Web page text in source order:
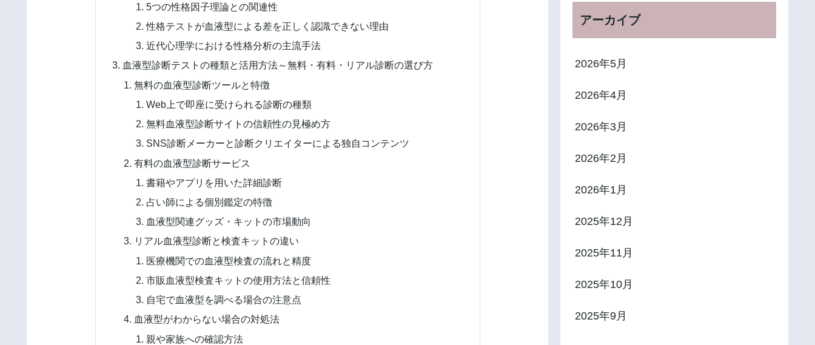
5つの性格因子理論との関連性
性格テストが血液型による差を正しく認識できない理由
近代心理学における性格分析の主流手法
血液型診断テストの種類と活用方法～無料・有料・リアル診断の選び方
無料の血液型診断ツールと特徴
Web上で即座に受けられる診断の種類
無料血液型診断サイトの信頼性の見極め方
SNS診断メーカーと診断クリエイターによる独自コンテンツ
有料の血液型診断サービス
書籍やアプリを用いた詳細診断
占い師による個別鑑定の特徴
血液型関連グッズ・キットの市場動向
リアル血液型診断と検査キットの違い
医療機関での血液型検査の流れと精度
市販血液型検査キットの使用方法と信頼性
自宅で血液型を調べる場合の注意点
血液型がわからない場合の対処法
親や家族への確認方法
アーカイブ
2026年5月
2026年4月
2026年3月
2026年2月
2026年1月
2025年12月
2025年11月
2025年10月
2025年9月